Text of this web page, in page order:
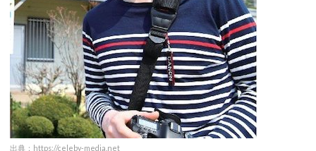
出典： https://celeby-media.net